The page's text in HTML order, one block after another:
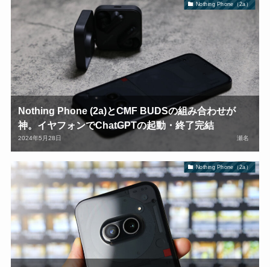
Nothing Phone（2a）
Nothing Phone (2a)とCMF BUDSの組み合わせが
神。イヤフォンでChatGPTの起動・終了完結
2024年5月28日 瀬名
Nothing Phone（2a）